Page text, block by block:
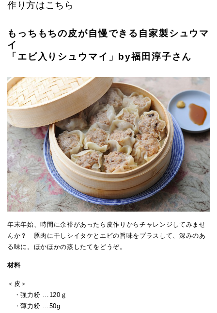
作り方はこちら
もっちもちの皮が自慢できる自家製シュウマ
イ
「エビ入りシュウマイ」by福田淳子さん
年末年始、時間に余裕があったら皮作りからチャレンジしてみませ
んか？ 豚肉に干しシイタケとエビの旨味をプラスして、深みのあ
る味に。ほかほかの蒸したてをどうぞ。
材料
＜皮＞
・強力粉 …120ｇ
・薄力粉 …50g